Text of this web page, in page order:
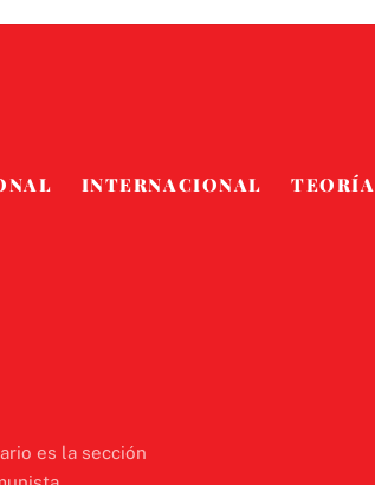
INTERNACIONAL TEORÍA
es la sección